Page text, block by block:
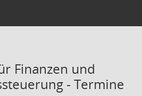
Finanzen und
- Termine